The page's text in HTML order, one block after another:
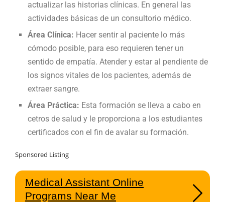
actualizar las historias clínicas. En general las
actividades básicas de un consultorio médico.
Área Clínica: Hacer sentir al paciente lo más
cómodo posible, para eso requieren tener un
sentido de empatía. Atender y estar al pendiente de
los signos vitales de los pacientes, además de
extraer sangre.
Área Práctica: Esta formación se lleva a cabo en
cetros de salud y le proporciona a los estudiantes
certificados con el fin de avalar su formación.
Sponsored Listing
Medical Assistant Online
Programs Near Me